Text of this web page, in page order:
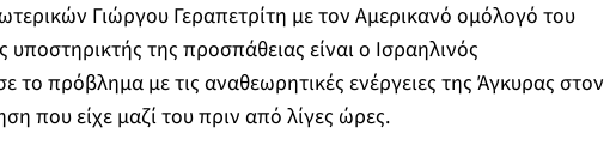
Γιώργου Γεραπετρίτη με τον Αμερικανό ομόλογό του
της προσπάθειας είναι ο Ισραηλινός
το πρόβλημα με τις αναθεωρητικές ενέργειες της Άγκυρας στον
που είχε μαζί του πριν από λίγες ώρες.